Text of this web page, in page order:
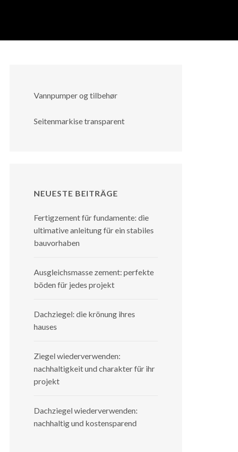
Vannpumper og tilbehør
Seitenmarkise transparent
NEUESTE BEITRÄGE
Fertigzement für fundamente: die
ultimative anleitung für ein stabiles
bauvorhaben
Ausgleichsmasse zement: perfekte
böden für jedes projekt
Dachziegel: die krönung ihres
hauses
Ziegel wiederverwenden:
nachhaltigkeit und charakter für ihr
projekt
Dachziegel wiederverwenden:
nachhaltig und kostensparend